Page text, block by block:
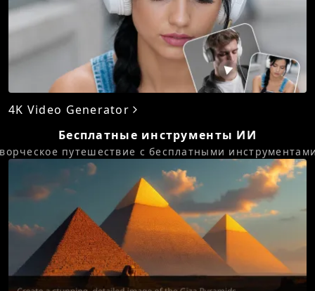
4K Video Generator
Бесплатные инструменты ИИ
путешествие с бесплатными